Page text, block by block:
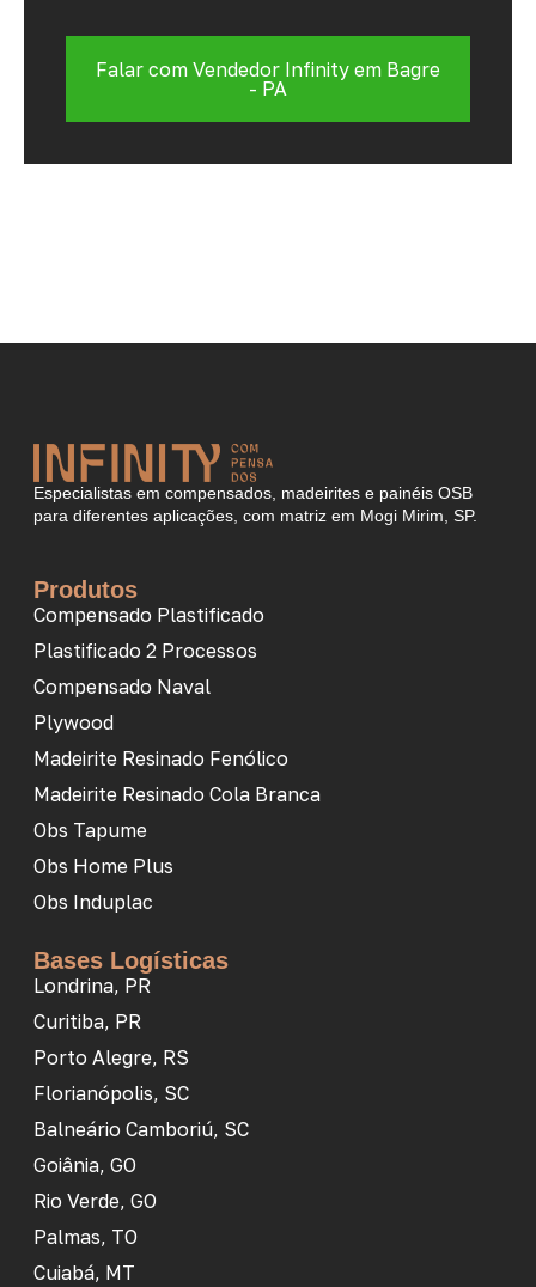
Falar com Vendedor Infinity em Bagre
- PA
Especialistas em compensados, madeirites e painéis OSB
para diferentes aplicações, com matriz em Mogi Mirim, SP.
Produtos
Compensado Plastificado
Plastificado 2 Processos
Compensado Naval
Plywood
Madeirite Resinado Fenólico
Madeirite Resinado Cola Branca
Obs Tapume
Obs Home Plus
Obs Induplac
Bases Logísticas
Londrina, PR
Curitiba, PR
Porto Alegre, RS
Florianópolis, SC
Balneário Camboriú, SC
Goiânia, GO
Rio Verde, GO
Palmas, TO
Cuiabá, MT